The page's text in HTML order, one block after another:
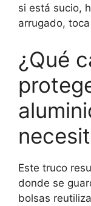
si está sucio,
arrugado,
¿Qué
Este truco
donde se
bolsas